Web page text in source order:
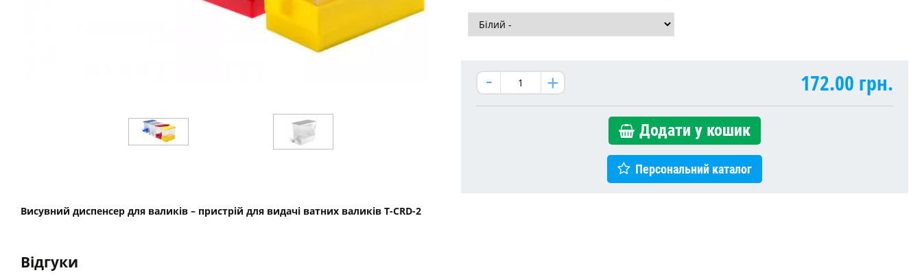
172.00 грн.
Додати у кошик
Персональний каталог
Висувний диспенсер для валиків – пристрій для видачі ватних валиків T-CRD-2
Відгуки